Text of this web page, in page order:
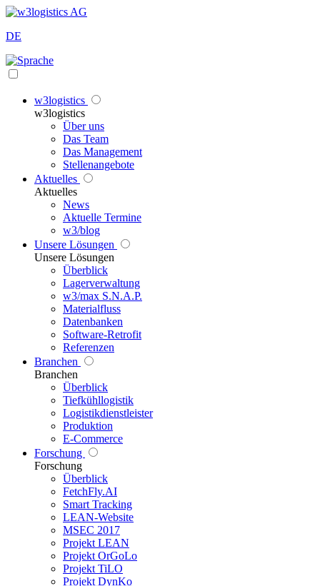
DE
w3logistics
w3logistics
Über uns
Das Team
Das Management
Stellenangebote
Aktuelles
Aktuelles
News
Aktuelle Termine
w3/blog
Unsere Lösungen
Unsere Lösungen
Überblick
Lagerverwaltung
w3/max S.N.A.P.
Materialfluss
Datenbanken
Software-Retrofit
Referenzen
Branchen
Branchen
Überblick
Tiefkühllogistik
Logistikdienstleister
Produktion
E-Commerce
Forschung
Forschung
Überblick
FetchFly.AI
Smart Tracking
LEAN-Website
MSEC 2017
Projekt LEAN
Projekt OrGoLo
Projekt TiLO
Projekt DynKo